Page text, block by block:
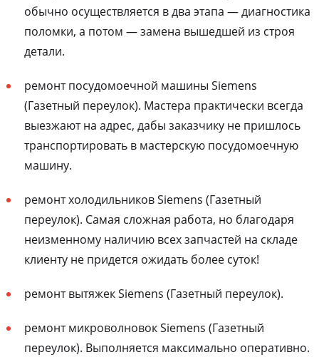
обычно осуществляется в два этапа — диагностика
поломки, а потом — замена вышедшей из строя
детали.
ремонт посудомоечной машины Siemens
(Газетный переулок). Мастера практически всегда
выезжают на адрес, дабы заказчику не пришлось
транспортировать в мастерскую посудомоечную
машину.
ремонт холодильников Siemens (Газетный
переулок). Самая сложная работа, но благодаря
неизменному наличию всех запчастей на складе
клиенту не придется ожидать более суток!
ремонт вытяжек Siemens (Газетный переулок).
ремонт микроволновок Siemens (Газетный
переулок). Выполняется максимально оперативно.